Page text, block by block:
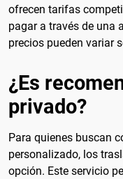
ofrecen tarifas
pagar a través de una
precios pueden variar
¿Es
privado?
Para quienes buscan
personalizado, los
opción. Este servicio